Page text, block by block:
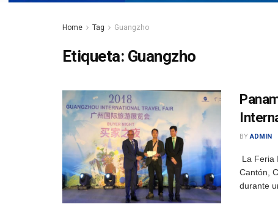
Home Tag Guangzho
Etiqueta: Guangzho
BY ADMIN
La Feria
Cantón,
durante